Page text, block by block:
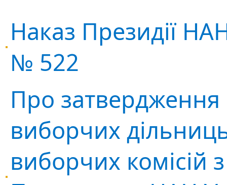
Наказ Президії
№ 522
Про
виборчих
виборчих комісій